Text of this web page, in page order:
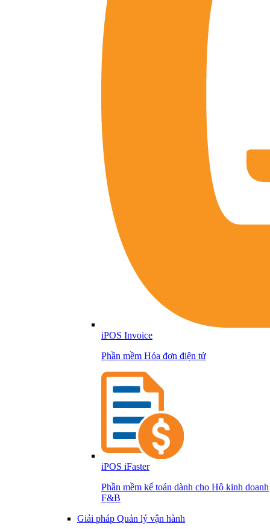
iPOS Invoice
Phần mềm Hóa đơn điện tử
iPOS iFaster
Phần mềm kế toán dành cho Hộ kinh doanh
F&B
Giải pháp Quản lý vận hành